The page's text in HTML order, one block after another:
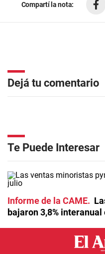
Compartí la nota:
Dejá tu comentario
Te Puede Interesar
Informe de la CAME
bajaron 3,8%